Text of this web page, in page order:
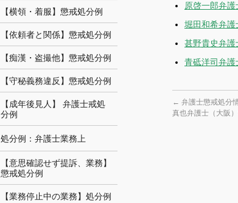
原啓一郎弁
堀田和希弁
甚野貴史弁
青砥洋司弁
← 弁護士懲戒処分
真也弁護士（大阪
【横領・着服】懲戒処分例
【依頼者と関係】懲戒処分例
【痴漢・盗撮他】懲戒処分例
【守秘義務違反】懲戒処分例
【成年後見人】 弁護士戒処
分例
処分例：弁護士業務上
【意思確認せず提訴、業務】
懲戒処分例
【業務停止中の業務】処分例